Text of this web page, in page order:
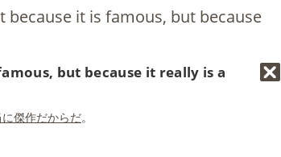
t
it is famous, but because
but because it really is a
傑作だからだ。